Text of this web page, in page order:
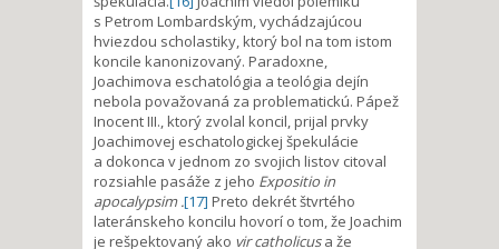
s Petrom Lombardským, vychádzajúcou
hviezdou scholastiky, ktorý bol na tom istom
koncile kanonizovaný. Paradoxne,
Joachimova eschatológia a teológia dejín
nebola považovaná za problematickú. Pápež
Inocent III., ktorý zvolal koncil, prijal prvky
Joachimovej eschatologickej špekulácie
a dokonca v jednom zo svojich listov citoval
rozsiahle pasáže z jeho Expositio in
apocalypsim.[17] Preto dekrét štvrtého
lateránskeho koncilu hovorí o tom, že Joachim
je rešpektovaný ako vir catholicusa že